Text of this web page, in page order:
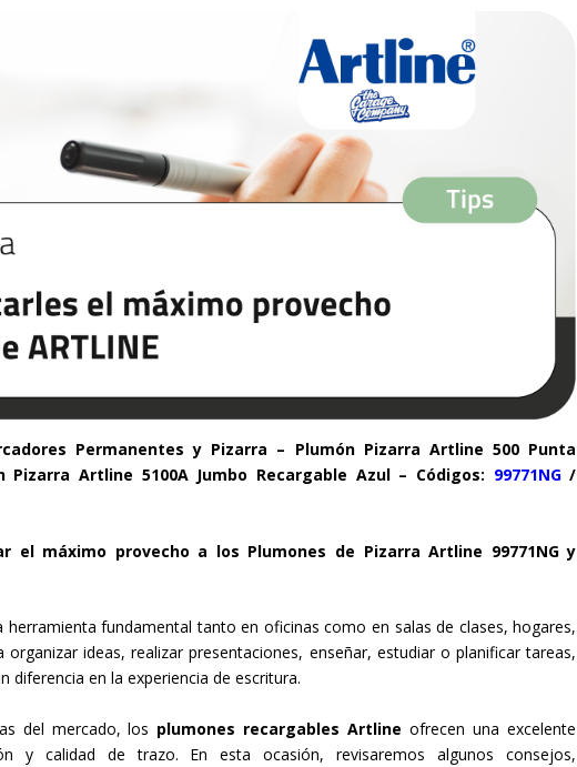
Permanentes y Pizarra – Plumón Pizarra Artline 500 Punta
Artline 5100A Jumbo Recargable Azul – Códigos: 99771NG /
el máximo provecho a los Plumones de Pizarra Artline 99771NG y
fundamental tanto en oficinas como en salas de clases, hogares,
ideas, realizar presentaciones, enseñar, estudiar o planificar tareas,
diferencia en la experiencia de escritura.
del mercado, los plumones recargables Artline ofrecen una excelente
y calidad de trazo. En esta ocasión, revisaremos algunos consejos,